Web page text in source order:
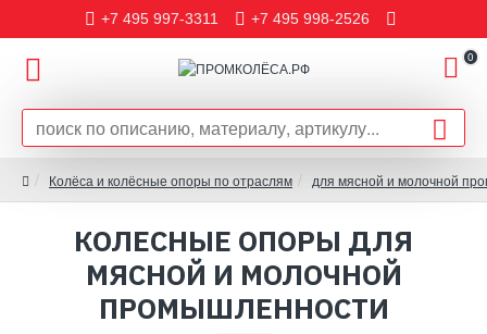
+7 495 997-3311 +7 495 998-2526
0
Колёса и колёсные опоры по отраслям для мясной и молочной
КОЛЕСНЫЕ ОПОРЫ ДЛЯ
МЯСНОЙ И МОЛОЧНОЙ
ПРОМЫШЛЕННОСТИ